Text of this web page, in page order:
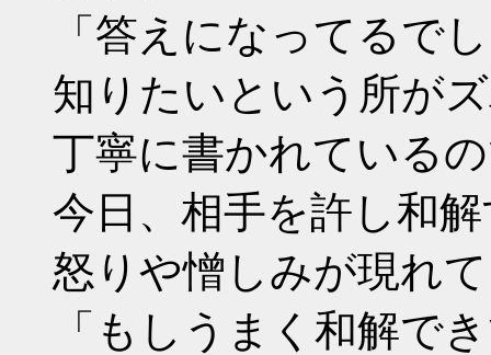
「答えになってるで
知りたいという所が
丁寧に書かれている
今日、相手を許し和
怒りや憎しみが現れ
「もしうまく和解で